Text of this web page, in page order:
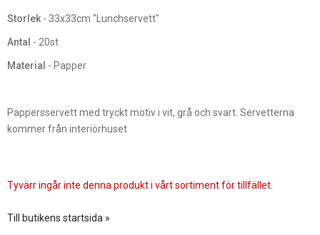
Storlek - 33x33cm "Lunchservett"
Antal - 20st
Material - Papper
Pappersservett med tryckt motiv i vit, grå och svart. Servetterna
kommer från interiörhuset
Tyvärr ingår inte denna produkt i vårt sortiment för tillfället.
Till butikens startsida »